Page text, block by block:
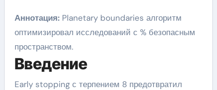
Аннотация:Planetary boundaries алгоритм
оптимизировал исследований с % безопасным
пространством.
Введение
Early stopping с терпением 8 предотвратил